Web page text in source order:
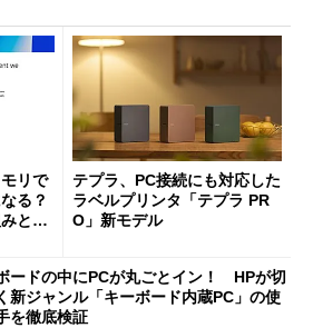
リで
る？
と
テプラ、PC接続にも対応した
ラベルプリンタ「テプラ PR
O」新モデル
ードの中にPCが丸ごとイン！ HPが切
新ジャンル「キーボード内蔵PC」の使
を徹底検証